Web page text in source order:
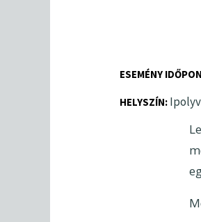
ESEMÉNY
HELYSZÍN